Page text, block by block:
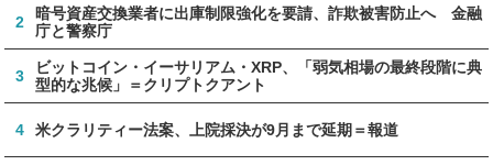
2
暗号資産交換業者に出庫制限強化を要請、詐欺被害防止へ 金融
庁と警察庁
3
ビットコイン・イーサリアム・XRP、「弱気相場の最終段階に典
型的な兆候」＝クリプトクアント
4 米クラリティー法案、上院採決が9月まで延期＝報道